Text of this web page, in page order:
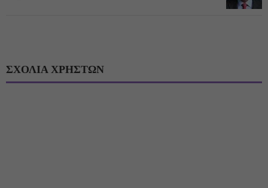
ΣΧΟΛΙΑ ΧΡΗΣΤΩΝ